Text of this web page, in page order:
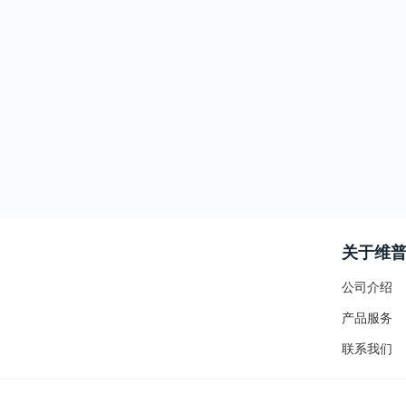
关于维普
公司介绍
产品服务
联系我们